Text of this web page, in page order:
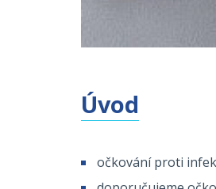
Úvod
očkování proti